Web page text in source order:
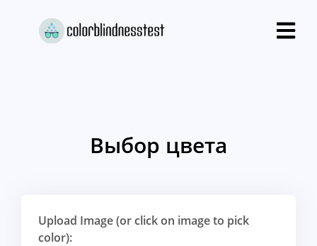
Выбор цвета
Upload Image (or click on image to pick
color):